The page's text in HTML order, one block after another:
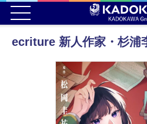
ecriture 新人作家・杉